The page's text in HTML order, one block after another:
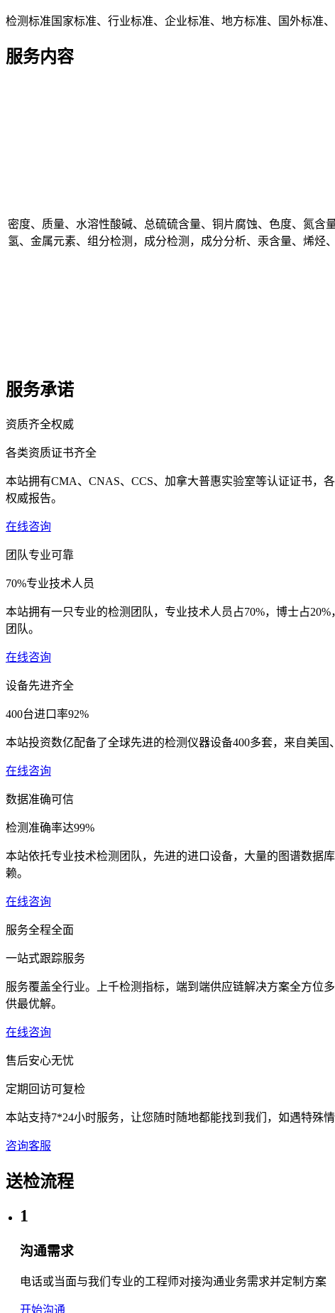
检测标准 国家标准、行业标准、企业标准、地方标准、国外标准
服务内容
密度、质量、水溶性酸碱、总硫硫含量、铜片腐蚀、色度、氮
氢、金属元素、组分检测，成分检测，成分分析、汞含量、烯烃
服务承诺
资质齐全权威
各类资质证书齐全
本站拥有CMA、CNAS、CCS、加拿大普惠实验室等认证证书，
权威报告。
在线咨询
团队专业可靠
70%专业技术人员
本站拥有一只专业的检测团队，专业技术人员占70%，博士占
团队。
在线咨询
设备先进齐全
400台进口率92%
本站投资数亿配备了全球先进的检测仪器设备400多套，来自美
在线咨询
数据准确可信
检测准确率达99%
本站依托专业技术检测团队，先进的进口设备，大量的图谱数据
赖。
在线咨询
服务全程全面
一站式跟踪服务
服务覆盖全行业。上千检测指标，端到端供应链解决方案全方位
供最优解。
在线咨询
售后安心无忧
定期回访可复检
本站支持7*24小时服务，让您随时随地都能找到我们，如遇特殊
咨询客服
送检流程
1
沟通需求
电话或当面与我们专业的工程师对接沟通业务需求并定制方案
开始沟通